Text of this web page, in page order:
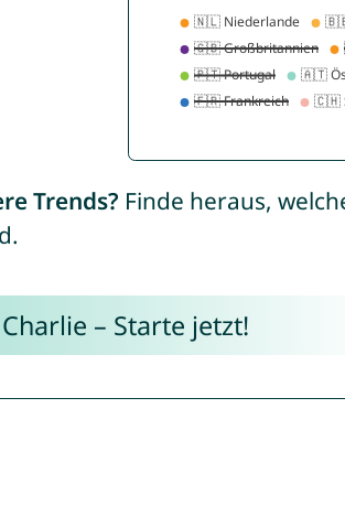
Trends? Finde heraus,
– Starte jetzt!